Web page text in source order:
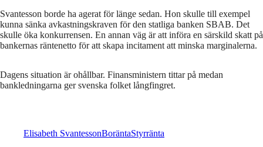
Svantesson borde ha agerat för länge sedan. Hon skulle till exempel
kunna sänka avkastningskraven för den statliga banken SBAB. Det
skulle öka konkurrensen. En annan väg är att införa en särskild skatt på
bankernas räntenetto för att skapa incitament att minska marginalerna.
Dagens situation är ohållbar. Finansministern tittar på medan
bankledningarna ger svenska folket långfingret.
Elisabeth SvantessonBoräntaStyrränta